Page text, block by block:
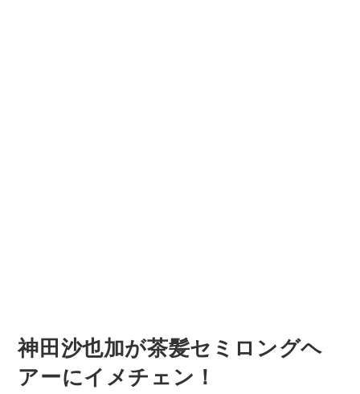
神田沙也加が茶髪セミロングヘ
アーにイメチェン！